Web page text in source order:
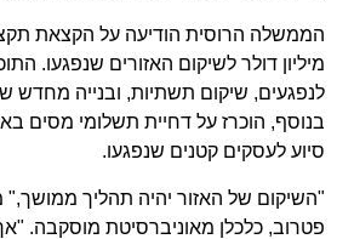
מיליון דולר לשיקום האזורים שנפגעו.
לנפגעים, שיקום תשתיות, ובנייה מחדש
בנוסף, הוכרז על דחיית תשלומי מסים
סיוע לעסקים קטנים שנפגעו.
"השיקום של האזור יהיה תהליך ממושך,"
פטרוב, כלכלן מאוניברסיטת מוסקבה.